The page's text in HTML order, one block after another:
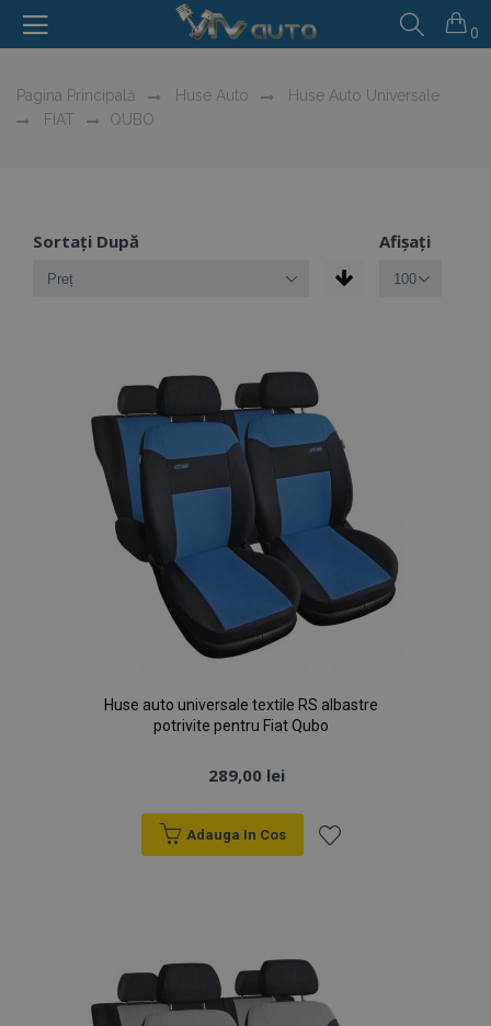
0
Pagina Principală Huse Auto
Huse Auto Universale
FIAT
QUBO
Sortați După Afișați
Huse auto universale textile RS albastre
potrivite pentru Fiat Qubo
289,00 lei
Adauga In Cos
Dorințe